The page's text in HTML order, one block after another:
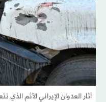
آثار العدوان الإيراني الآثم